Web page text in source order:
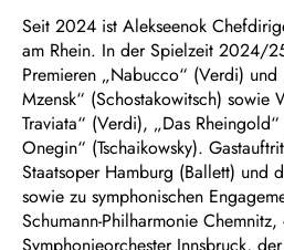
Seit 2024 ist Alekseenok
am Rhein. In der Spielzeit 2024/
Premieren „Nabucco“ (Verdi)
Mzensk“ (Schostakowitsch) sowie
Traviata“ (Verdi), „Das
Onegin“ (Tschaikowsky).
Staatsoper Hamburg (Ballett) und
sowie zu symphonischen
Schumann-Philharmonie
Symphonieorchester Innsbruck,